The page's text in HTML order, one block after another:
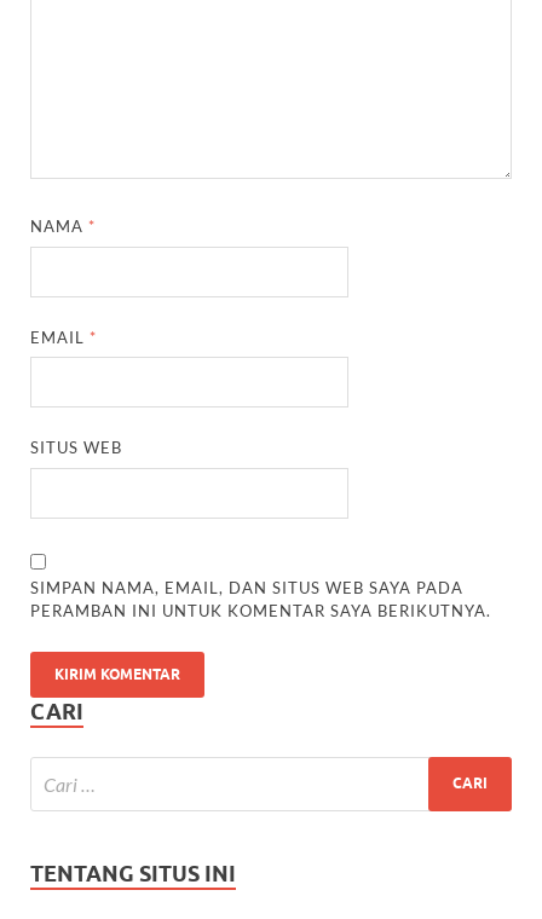
NAMA *
EMAIL *
SITUS WEB
SIMPAN NAMA, EMAIL, DAN SITUS WEB SAYA PADA
PERAMBAN INI UNTUK KOMENTAR SAYA BERIKUTNYA.
CARI
TENTANG SITUS INI